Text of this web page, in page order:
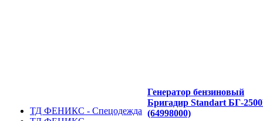
ТД ФЕНИКС - Спецодежда
Генератор бензиновый
Бригадир Standart БГ-
(64998000)